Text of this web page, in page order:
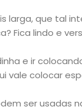
larga, que tal
Fica lindo e
e ir
vale colocar
ser usadas